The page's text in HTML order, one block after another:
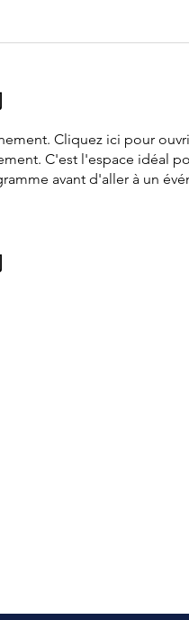
Cliquez ici pour
C'est l'espace idéal
avant d'aller à un